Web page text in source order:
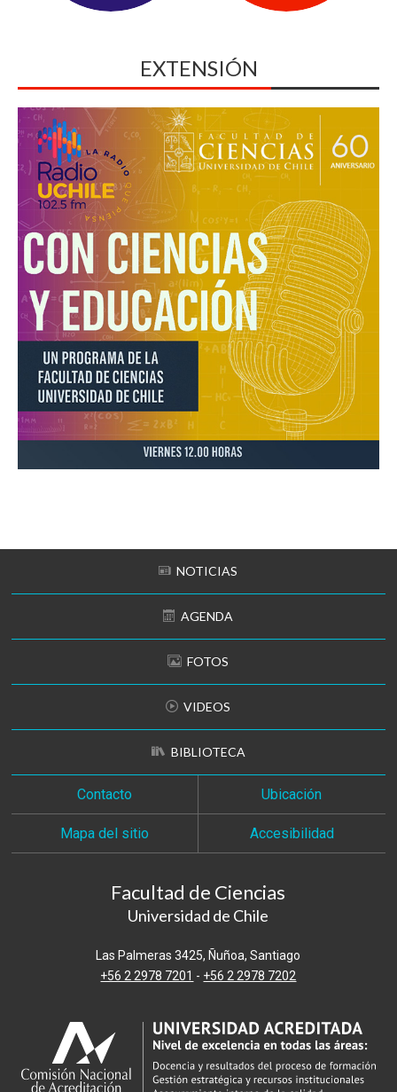
EXTENSIÓN
NOTICIAS
AGENDA
FOTOS
VIDEOS
BIBLIOTECA
Contacto Ubicación
Mapa del sitio Accesibilidad
Facultad de Ciencias
Universidad de Chile
Las Palmeras 3425, Ñuñoa, Santiago
+56 2 2978 7201 - +56 2 2978 7202